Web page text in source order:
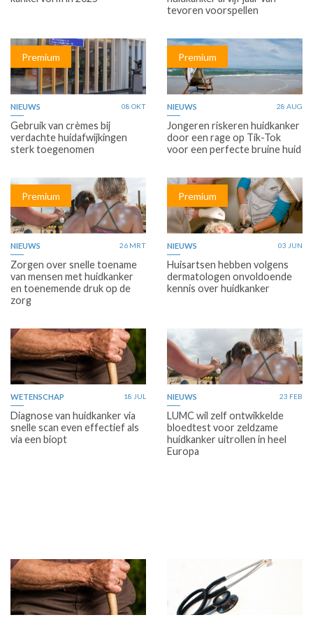
tevoren voorspellen
Premium
NIEUWS 08 OKT
Gebruik van crèmes bij
verdachte huidafwijkingen
sterk toegenomen
Premium
NIEUWS 28 AUG
Jongeren riskeren huidkanker
door een rage op Tik-Tok
voor een perfecte bruine huid
Premium
NIEUWS 26 MRT
Zorgen over snelle toename
van mensen met huidkanker
en toenemende druk op de
zorg
Premium
NIEUWS 03 JUN
Huisartsen hebben volgens
dermatologen onvoldoende
kennis over huidkanker
WETENSCHAP 18 JUL
Diagnose van huidkanker via
snelle scan even effectief als
via een biopt
NIEUWS 23 FEB
LUMC wil zelf ontwikkelde
bloedtest voor zeldzame
huidkanker uitrollen in heel
Europa